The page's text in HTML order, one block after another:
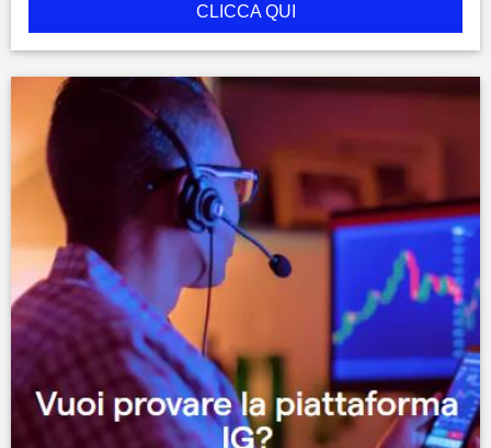
CLICCA QUI